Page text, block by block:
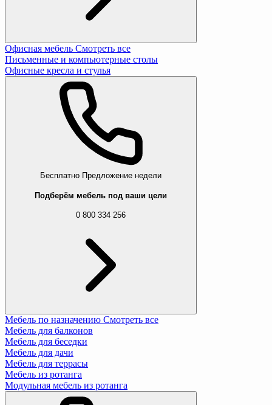
Офисная мебель Смотреть все
Письменные и компьютерные столы
Офисные кресла и стулья
Бесплатно Предложение недели
Подберём мебель под ваши цели
0 800 334 256
Мебель по назначению Смотреть все
Мебель для балконов
Мебель для беседки
Мебель для дачи
Мебель для террасы
Мебель из ротанга
Модульная мебель из ротанга